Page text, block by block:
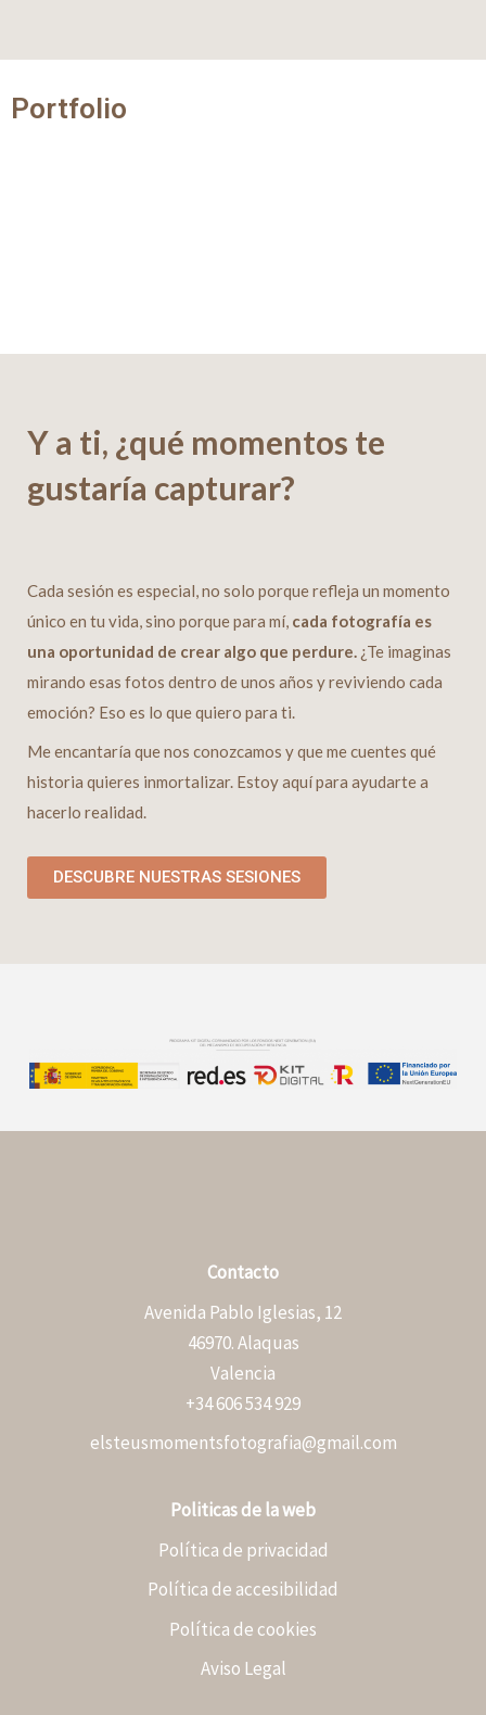
Portfolio
Y a ti, ¿qué momentos te
gustaría capturar?
Cada sesión es especial, no solo porque refleja un momento
único en tu vida, sino porque para mí, cada fotografía es
una oportunidad de crear algo que perdure. ¿Te imaginas
mirando esas fotos dentro de unos años y reviviendo cada
emoción? Eso es lo que quiero para ti.
Me encantaría que nos conozcamos y que me cuentes qué
historia quieres inmortalizar. Estoy aquí para ayudarte a
hacerlo realidad.
DESCUBRE NUESTRAS SESIONES
Contacto
Avenida Pablo Iglesias, 12
46970. Alaquas
Valencia
+34 606 534 929
elsteusmomentsfotografia@gmail.com
Politicas de la web
Política de privacidad
Política de accesibilidad
Política de cookies
Aviso Legal